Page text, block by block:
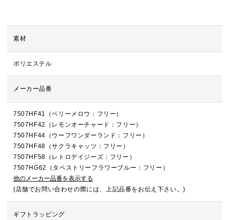
素材
ポリエステル
メーカー品番
7507HF41（ベリーメロウ：フリー）
7507HF42（レモンオーチャード：フリー）
7507HF44（ウーフワンダーランド：フリー）
7507HF48（サクラキャッツ：フリー）
7507HF58（レトロデイジーズ：フリー）
7507HG62（タペストリーフラワーブルー：フリー）
他のメーカー品番を表示する
(店舗でお問い合わせの際には、上記品番をお伝え下さい。)
ギフトラッピング